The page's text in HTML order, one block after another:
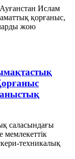
Ислам
қорғаныс,
жою
саласындағы
мемлекеттік
техникалық